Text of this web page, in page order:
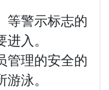
等警示标志的
入。
管理的安全的
泳。